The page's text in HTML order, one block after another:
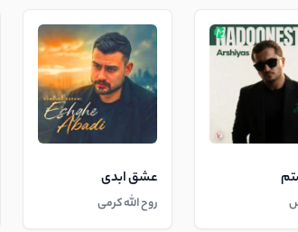
عشق ابدی
روح الله کرمی